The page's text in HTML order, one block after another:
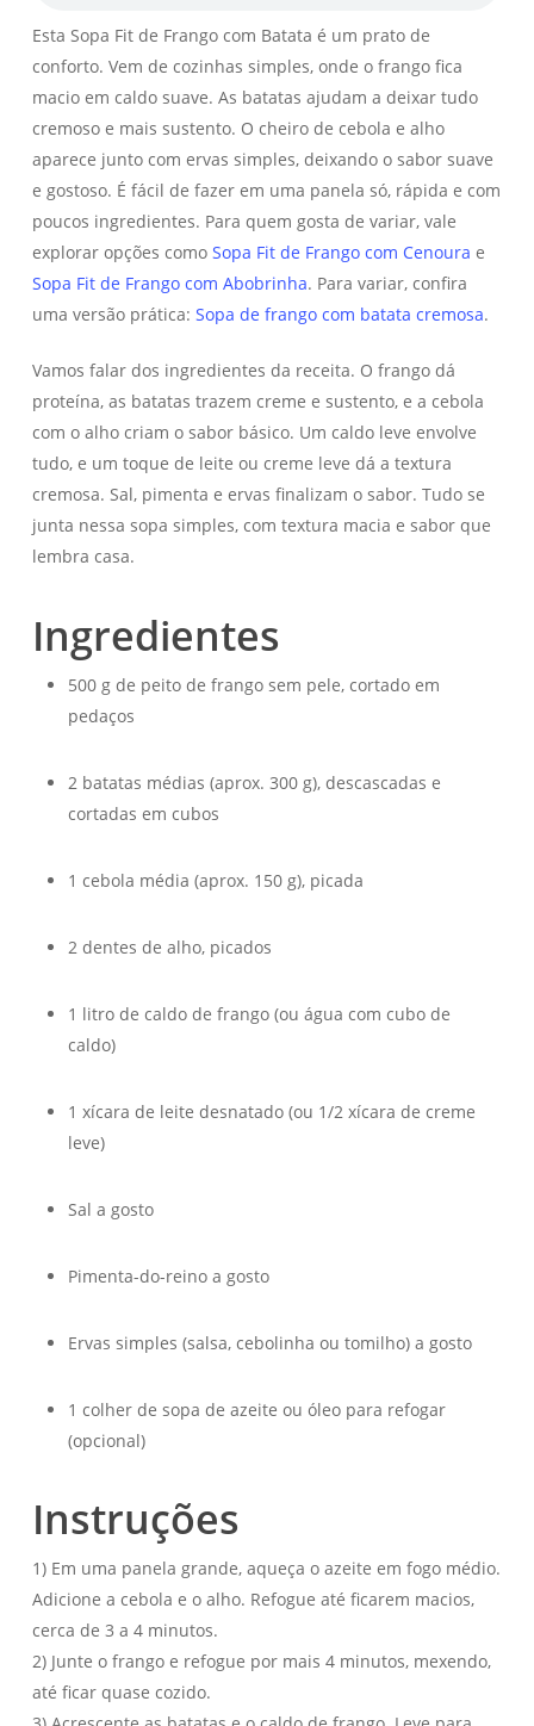
Esta Sopa Fit de Frango com Batata é um prato de
conforto. Vem de cozinhas simples, onde o frango fica
macio em caldo suave. As batatas ajudam a deixar tudo
cremoso e mais sustento. O cheiro de cebola e alho
aparece junto com ervas simples, deixando o sabor suave
e gostoso. É fácil de fazer em uma panela só, rápida e com
poucos ingredientes. Para quem gosta de variar, vale
explorar opções como Sopa Fit de Frango com Cenoura e
Sopa Fit de Frango com Abobrinha. Para variar, confira
uma versão prática: Sopa de frango com batata cremosa.
Vamos falar dos ingredientes da receita. O frango dá
proteína, as batatas trazem creme e sustento, e a cebola
com o alho criam o sabor básico. Um caldo leve envolve
tudo, e um toque de leite ou creme leve dá a textura
cremosa. Sal, pimenta e ervas finalizam o sabor. Tudo se
junta nessa sopa simples, com textura macia e sabor que
lembra casa.
Ingredientes
500 g de peito de frango sem pele, cortado em
pedaços
2 batatas médias (aprox. 300 g), descascadas e
cortadas em cubos
1 cebola média (aprox. 150 g), picada
2 dentes de alho, picados
1 litro de caldo de frango (ou água com cubo de
caldo)
1 xícara de leite desnatado (ou 1/2 xícara de creme
leve)
Sal a gosto
Pimenta-do-reino a gosto
Ervas simples (salsa, cebolinha ou tomilho) a gosto
1 colher de sopa de azeite ou óleo para refogar
(opcional)
Instruções
1) Em uma panela grande, aqueça o azeite em fogo médio.
Adicione a cebola e o alho. Refogue até ficarem macios,
cerca de 3 a 4 minutos.
2) Junte o frango e refogue por mais 4 minutos, mexendo,
até ficar quase cozido.